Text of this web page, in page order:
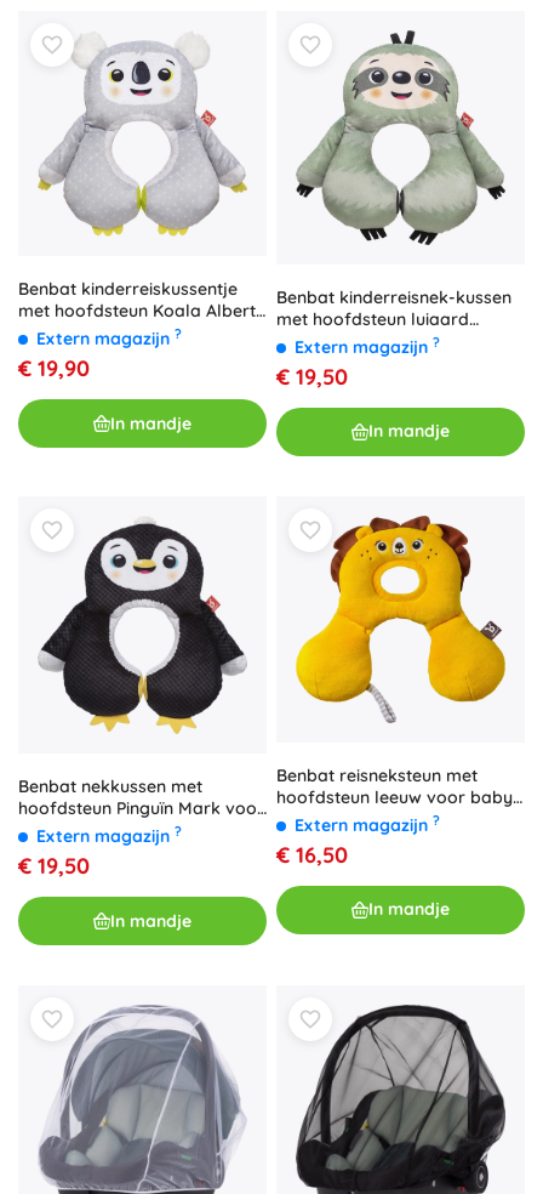
Benbat kinderreiskussentje
met hoofdsteun Koala Albert
(1–4 jaar)
Extern magazijn ?
€ 19,90
In mandje
Benbat kinderreisnek-kussen
met hoofdsteun luiaard
Luciano 1–4 jaar
Extern magazijn ?
€ 19,50
In mandje
Benbat nekkussen met
hoofdsteun Pinguïn Mark voor
kinderen van 1–4 jaar
Extern magazijn ?
€ 19,50
In mandje
Benbat reisneksteun met
hoofdsteun leeuw voor baby’s
0–12 maanden
Extern magazijn ?
€ 16,50
In mandje